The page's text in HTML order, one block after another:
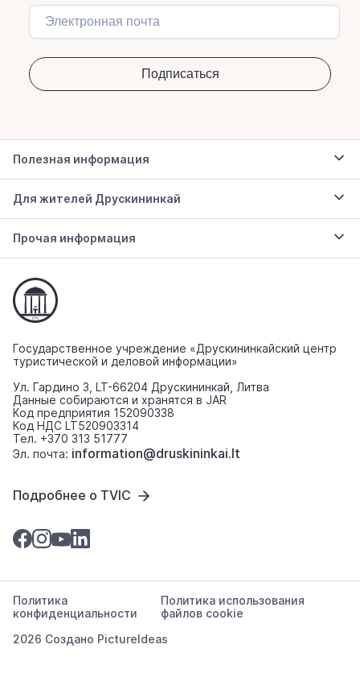
Полезная информация
Для жителей Друскининкай
Прочая информация
Государственное учреждение «Друскининкайский центр
туристической и деловой информации»
Ул. Гардино 3, LT-66204 Друскининкай, Литва
Данные собираются и хранятся в JAR
Код предприятия 152090338
Код НДС LT520903314
Тел. +370 313 51777
Эл. почта: information@druskininkai.lt
Подробнее о TVIC
2026 Создано PictureIdeas
Политика
конфиденциальности
Политика использования
файлов cookie